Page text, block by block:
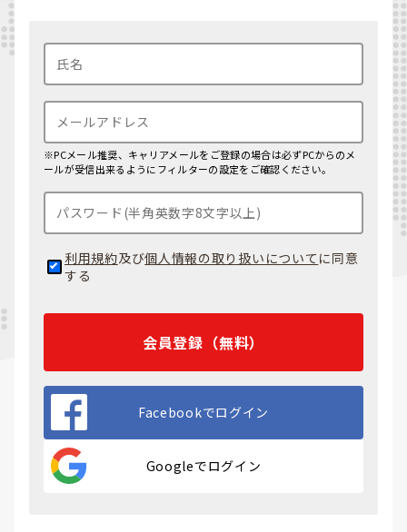
※PCメール推奨、キャリアメールをご登録の場合は必ずPCからのメ
ールが受信出来るようにフィルターの設定をご確認ください。
利用規約及び個人情報の取り扱いについて に同意
する
会員登録（無料）
Facebookでログイン
Googleでログイン